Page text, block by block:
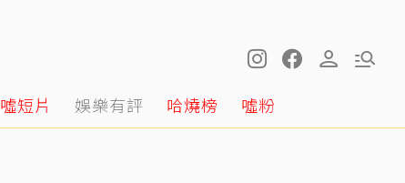
噓短片 娛樂有評 哈燒榜 噓粉